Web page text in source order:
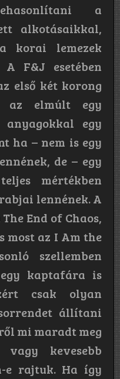
a
alkotásaikkal,
korai lemezek
F&J esetében
első két korong
elmúlt egy
anyagokkal egy
ha – nem is egy
de – egy
mértékben
lennének. A
End of Chaos,
most az I Am the
szellemben
kaptafára is
csak olyan
állítani
mi maradt meg
kevesebb
e rajtuk. Ha így